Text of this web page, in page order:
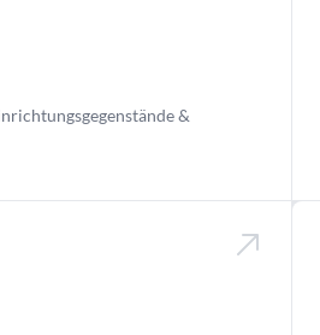
&